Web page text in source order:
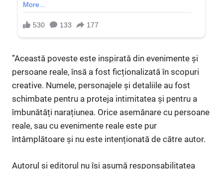
”Această poveste este inspirată din evenimente și
persoane reale, însă a fost ficționalizată în scopuri
creative. Numele, personajele și detaliile au fost
schimbate pentru a proteja intimitatea și pentru a
îmbunătăți narațiunea. Orice asemănare cu persoane
reale, sau cu evenimente reale este pur
întâmplătoare și nu este intenționată de către autor.
Autorul și editorul nu își asumă responsabilitatea